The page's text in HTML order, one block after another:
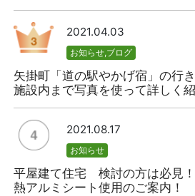
2021.04.03
お知らせ,ブログ
矢掛町「道の駅やかげ宿」の行
施設内まで写真を使って詳しく紹
2021.08.17
お知らせ
平屋建て住宅 検討の方は必見
熱アルミシート使用のご案内！